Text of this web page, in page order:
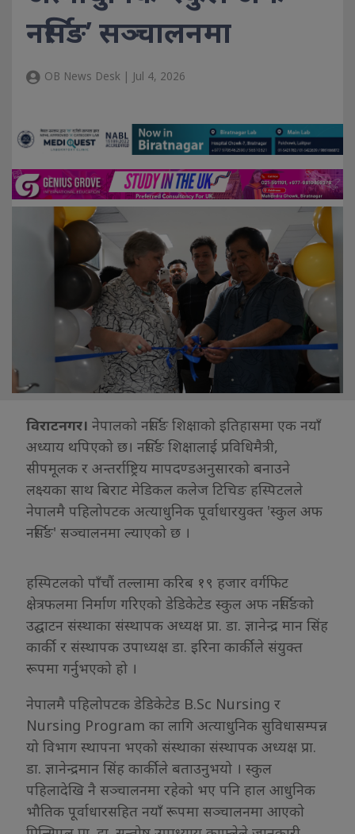
नर्सिङ’ सञ्चालनमा
OB News Desk | Jul 4, 2026
विराटनगर। नेपालको नर्सिङ शिक्षाको इतिहासमा एक नयाँ
अध्याय थपिएको छ। नर्सिङ शिक्षालाई प्रविधिमैत्री,
सीपमूलक र अन्तर्राष्ट्रिय मापदण्डअनुसारको बनाउने
लक्ष्यका साथ बिराट मेडिकल कलेज टिचिङ हस्पिटलले
नेपालमै पहिलोपटक अत्याधुनिक पूर्वाधारयुक्त 'स्कुल अफ
नर्सिङ' सञ्चालनमा ल्याएको छ ।
हस्पिटलको पाँचौं तल्लामा करिब १९ हजार वर्गफिट
क्षेत्रफलमा निर्माण गरिएको डेडिकेटेड स्कुल अफ नर्सिङको
उद्घाटन संस्थाका संस्थापक अध्यक्ष प्रा. डा. ज्ञानेन्द्र मान सिंह
कार्की र संस्थापक उपाध्यक्ष डा. इरिना कार्कीले संयुक्त
रूपमा गर्नुभएको हो ।
नेपालमै पहिलोपटक डेडिकेटेड B.Sc Nursing र
Nursing Program का लागि अत्याधुनिक सुविधासम्पन्न
यो विभाग स्थापना भएको संस्थाका संस्थापक अध्यक्ष प्रा.
डा. ज्ञानेन्द्रमान सिंह कार्कीले बताउनुभयो । स्कुल
पहिलादेखि नै सञ्चालनमा रहेको भए पनि हाल आधुनिक
भौतिक पूर्वाधारसहित नयाँ रूपमा सञ्चालनमा आएको